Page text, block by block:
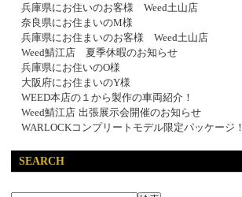
兵庫県にお住いのお客様 Weed土山店
奈良県にお住まいのM様
兵庫県にお住まいのお客様 Weed土山店
Weed鯖江店 夏季休暇のお知らせ
兵庫県にお住いのO様
大阪府にお住まいのY様
WEED本店の１から製作の車両紹介！
Weed鯖江店 出張展示会開催のお知らせ
WARLOCKコンプリートモデル限定パッケージ！
SEARCH